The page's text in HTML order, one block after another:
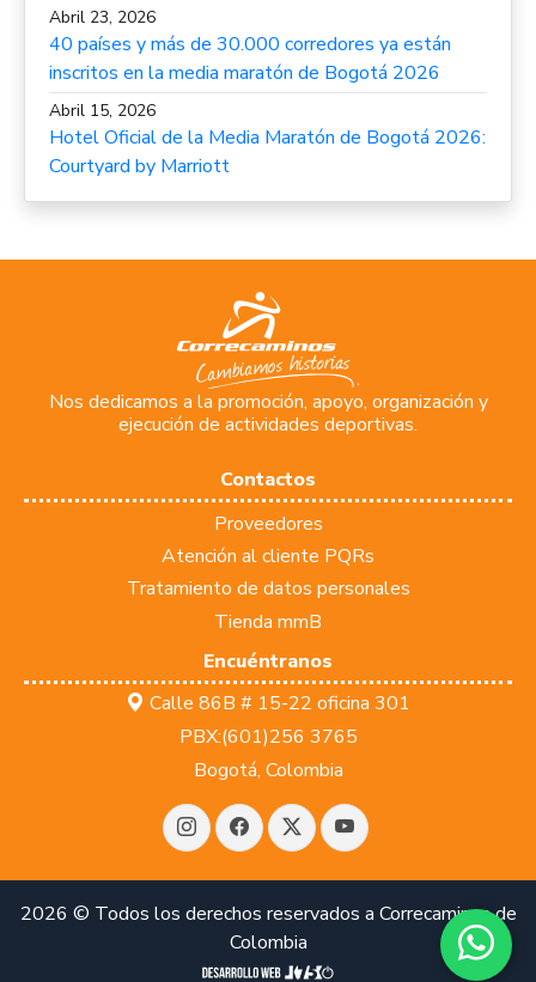
Abril 23, 2026
40 países y más de 30.000 corredores ya están
inscritos en la media maratón de Bogotá 2026
Abril 15, 2026
Hotel Oficial de la Media Maratón de Bogotá 2026:
Courtyard by Marriott
Abril 6, 2026
unen para promover entornos saludables para la
Nos dedicamos a la promoción, apoyo, organización y
ejecución de actividades deportivas.
Contactos
Proveedores
Atención al cliente PQRs
Tratamiento de datos personales
Tienda mmB
Encuéntranos
Calle 86B # 15-22 oficina 301
PBX:(601)256 3765
Bogotá, Colombia
InstagramFacebookTwitterYoutube
2026 © Todos los derechos reservados a Correcaminos de
Colombia